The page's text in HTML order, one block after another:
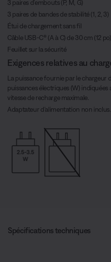
3 paires d’embouts (P, M, G)
3 paires de bandes de stabilité (1, 2, 3)
Étui de chargement sans fil
Câble USB-C® (A à C) de 30 cm (12 po)
Feuillet sur la sécurité
Exigences relatives au
La puissance fournie par le chargeur
puissances électriques (W) indiquées
vitesse de recharge maximale.
Adaptateur d’alimentation non inclus.
Spécifications techniques